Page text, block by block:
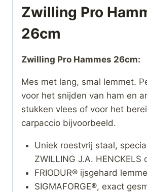
Zwilling Pro
26cm
Zwilling Pro Hammes 26cm:
Mes met lang, smal lemmet.
voor het snijden van ham en
stukken vlees of voor het
carpaccio bijvoorbeeld.
Uniek roestvrij staal,
ZWILLING J.A. HENCKELS
FRIODUR® ijsgehard
SIGMAFORGE®, exact